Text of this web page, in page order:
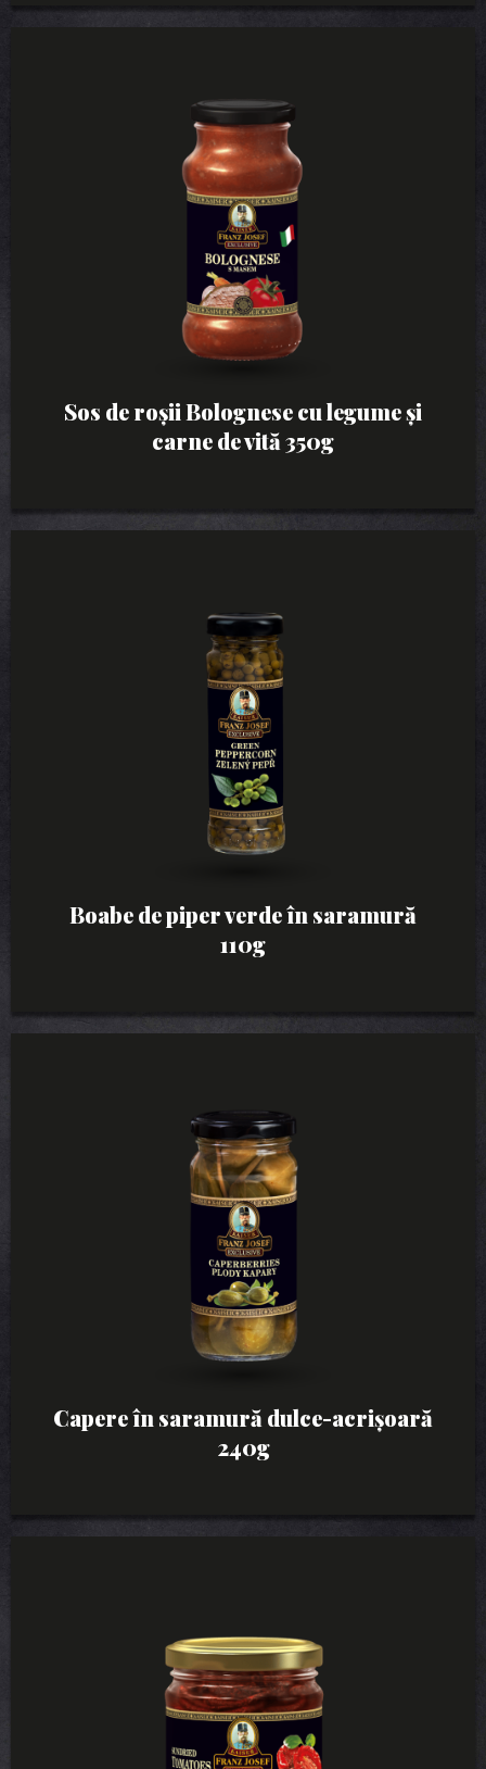
Sos de roșii Bolognese cu legume și
carne de vită 350g
Boabe de piper verde în saramură
110g
Capere în saramură dulce-acrișoară
240g